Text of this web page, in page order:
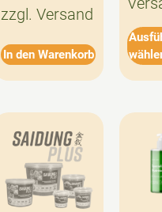
zzgl. Versand
In den Warenkorb